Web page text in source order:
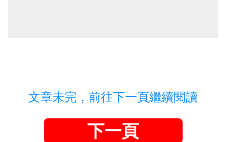
文章未完，前往下一頁繼續閱讀
下一頁